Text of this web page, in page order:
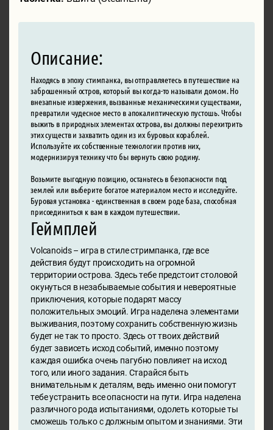
Описание:
Находясь в эпоху стимпанка, вы отправляетесь в путешествие на
заброшенный остров, который вы когда-то называли домом. Но
внезапные извержения, вызванные механическими существами,
превратили чудесное место в апокалиптическую пустошь. Чтобы
выжить в природных элементах острова, вы должны перехитрить
этих существ и захватить один из их буровых кораблей.
Используйте их собственные технологии против них,
модернизируя технику что бы вернуть свою родину.
Возьмите выгодную позицию, останьтесь в безопасности под
землей или выберите богатое материалом место и исследуйте.
Буровая установка - единственная в своем роде база, способная
присоединиться к вам в каждом путешествии.
Геймплей
Volcanoids – игра в стиле стримпанка, где все
действия будут происходить на огромной
территории острова. Здесь тебе предстоит столовой
окунуться в незабываемые события и невероятные
приключения, которые подарят массу
положительных эмоций. Игра наделена элементами
выживания, поэтому сохранить собственную жизнь
будет не так то просто. Здесь от твоих действий
будет зависеть исход событий, именно поэтому
каждая ошибка очень пагубно повлияет на исход
того, или иного задания. Старайся быть
внимательным к деталям, ведь именно они помогут
тебе устранить все опасности на пути. Игра наделена
различного рода испытаниями, одолеть которые ты
сможешь только с должным опытом и знаниями. Эти